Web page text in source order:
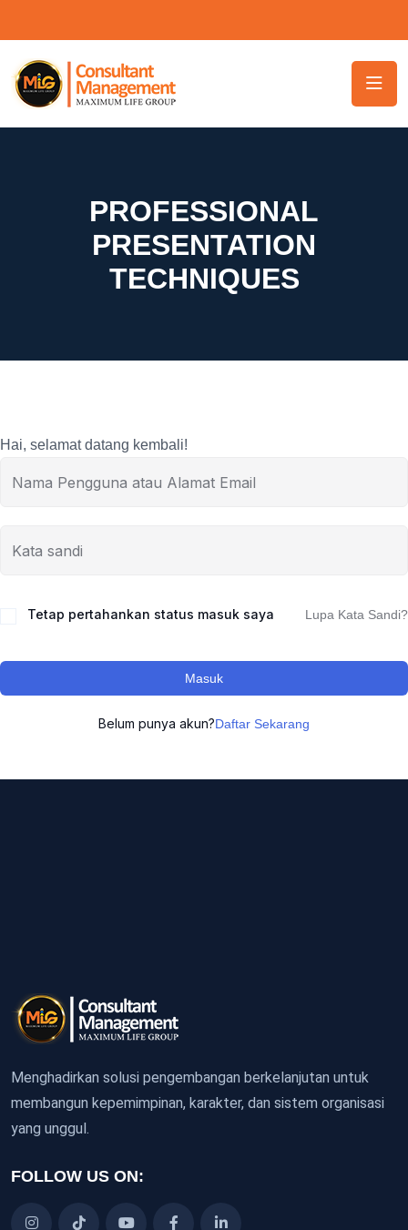
PROFESSIONAL
PRESENTATION
TECHNIQUES
Hai, selamat datang kembali!
Tetap pertahankan status masuk saya Lupa Kata Sandi?
Masuk
Belum punya akun?Daftar Sekarang
Menghadirkan solusi pengembangan berkelanjutan untuk
membangun kepemimpinan, karakter, dan sistem organisasi
yang unggul.
FOLLOW US ON: